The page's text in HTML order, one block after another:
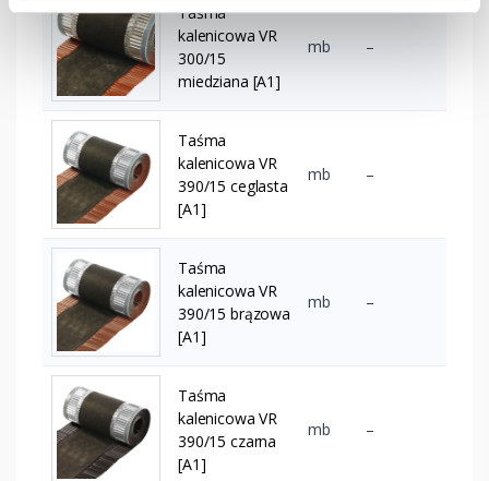
Taśma
kalenicowa VR
300/15
miedziana [A1]
mb –
Taśma
kalenicowa VR
390/15 ceglasta
[A1]
mb –
Taśma
kalenicowa VR
390/15 brązowa
[A1]
mb –
Taśma
kalenicowa VR
390/15 czarna
[A1]
mb –